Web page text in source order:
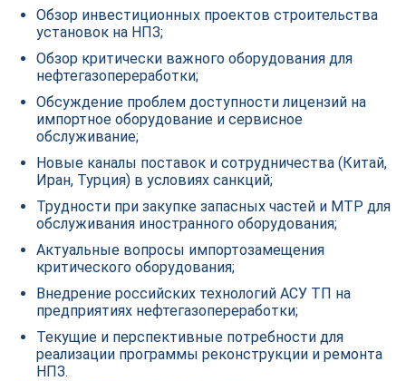
Обзор инвестиционных проектов строительства
установок на НПЗ;
Обзор критически важного оборудования для
нефтегазопереработки;
Обсуждение проблем доступности лицензий на
импортное оборудование и сервисное
обслуживание;
Новые каналы поставок и сотрудничества (Китай,
Иран, Турция) в условиях санкций;
Трудности при закупке запасных частей и МТР для
обслуживания иностранного оборудования;
Актуальные вопросы импортозамещения
критического оборудования;
Внедрение российских технологий АСУ ТП на
предприятиях нефтегазопереработки;
Текущие и перспективные потребности для
реализации программы реконструкции и ремонта
НПЗ.